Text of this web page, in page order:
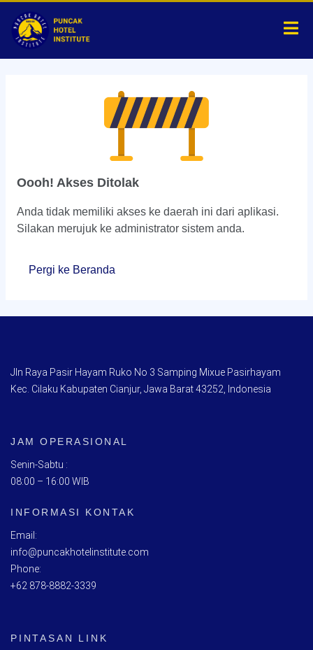
Oooh! Akses Ditolak
Anda tidak memiliki akses ke daerah ini dari aplikasi.
Silakan merujuk ke administrator sistem anda.
Pergi ke Beranda
Jln Raya Pasir Hayam Ruko No 3 Samping Mixue Pasirhayam
Kec. Cilaku Kabupaten Cianjur, Jawa Barat 43252, Indonesia
JAM OPERASIONAL
Senin-Sabtu :
08:00 – 16:00 WIB
INFORMASI KONTAK
Email:
info@puncakhotelinstitute.com
Phone:
+62 878-8882-3339
PINTASAN LINK